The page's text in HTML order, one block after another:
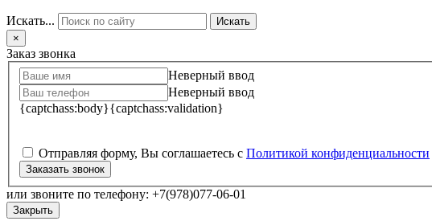
Искать...
Искать
×
Заказ звонка
Неверный ввод
Неверный ввод
{captchass:body}{captchass:validation}
Отправляя форму, Вы соглашаетесь с Политикой конфиденциальности
Заказать звонок
или звоните по телефону: +7(978)077-06-01
Закрыть